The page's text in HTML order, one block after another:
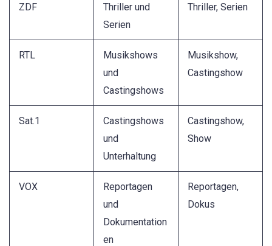
ZDF
Thriller und
Serien
Thriller, Serien
RTL
Musikshows
und
Castingshows
Musikshow,
Castingshow
Sat.1
Castingshows
und
Unterhaltung
Castingshow,
Show
VOX
Reportagen
und
Dokumentation
en
Reportagen,
Dokus